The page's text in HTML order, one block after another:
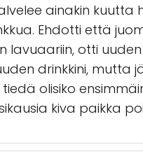
ainakin kuutta
Ehdotti että
otti uuden
drinkkini, mutta
olisiko
kiva paikka